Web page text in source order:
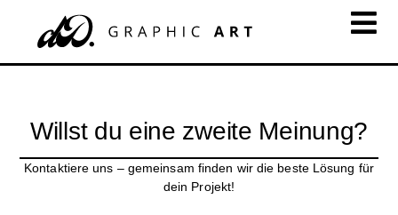
Willst du eine zweite Meinung?
Kontaktiere uns – gemeinsam finden wir die beste Lösung für
dein Projekt!